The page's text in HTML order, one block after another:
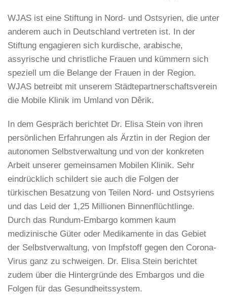
WJAS ist eine Stiftung in Nord- und Ostsyrien, die unter
anderem auch in Deutschland vertreten ist. In der
Stiftung engagieren sich kurdische, arabische,
assyrische und christliche Frauen und kümmern sich
speziell um die Belange der Frauen in der Region.
WJAS betreibt mit unserem Städtepartnerschaftsverein
die Mobile Klinik im Umland von Dêrik.
In dem Gespräch berichtet Dr. Elisa Stein von ihren
persönlichen Erfahrungen als Ärztin in der Region der
autonomen Selbstverwaltung und von der konkreten
Arbeit unserer gemeinsamen Mobilen Klinik. Sehr
eindrücklich schildert sie auch die Folgen der
türkischen Besatzung von Teilen Nord- und Ostsyriens
und das Leid der 1,25 Millionen Binnenflüchtlinge.
Durch das Rundum-Embargo kommen kaum
medizinische Güter oder Medikamente in das Gebiet
der Selbstverwaltung, von Impfstoff gegen den Corona-
Virus ganz zu schweigen. Dr. Elisa Stein berichtet
zudem über die Hintergründe des Embargos und die
Folgen für das Gesundheitssystem.